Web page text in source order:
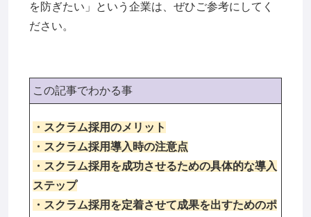
を防ぎたい」という企業は、ぜひご参考にしてく
ださい。
この記事でわかる事
・スクラム採用のメリット
・スクラム採用導入時の注意点
・スクラム採用を成功させるための具体的な導入
ステップ
・スクラム採用を定着させて成果を出すためのポ